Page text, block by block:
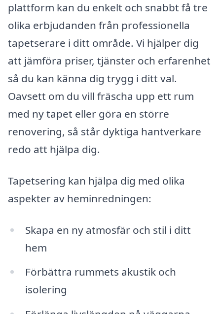
plattform kan du enkelt och snabbt få tre
olika erbjudanden från professionella
tapetserare i ditt område. Vi hjälper dig
att jämföra priser, tjänster och erfarenhet
så du kan känna dig trygg i ditt val.
Oavsett om du vill fräscha upp ett rum
med ny tapet eller göra en större
renovering, så står dyktiga hantverkare
redo att hjälpa dig.
Tapetsering kan hjälpa dig med olika
aspekter av heminredningen:
Skapa en ny atmosfär och stil i ditt
hem
Förbättra rummets akustik och
isolering